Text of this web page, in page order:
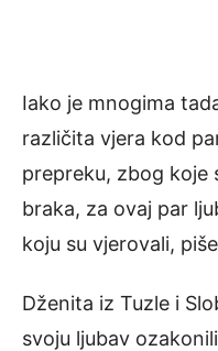
Iako je mnogima
različita vjera kod
prepreku, zbog koje
braka, za ovaj par
koju su vjerovali,
Dženita iz Tuzle i
svoju ljubav